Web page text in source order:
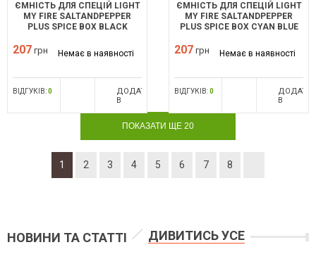
ЄМНІСТЬ ДЛЯ СПЕЦІЙ LIGHT
MY FIRE SALTANDPEPPER
PLUS SPICE BOX BLACK
207 грн Немає в наявності
ВІДГУКІВ:0
ДОДАТИ
В
ЄМНІСТЬ ДЛЯ СПЕЦІЙ LIGHT
MY FIRE SALTANDPEPPER
PLUS SPICE BOX CYAN BLUE
207 грн Немає в наявності
ВІДГУКІВ:0
ДОДАТИ
В
ПОКАЗАТИ ЩЕ 20
1 2 3 4 5 6 7 8
НОВИНИ ТА СТАТТІ ДИВИТИСЬ УСЕ